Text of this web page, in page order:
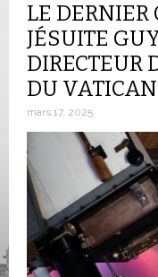
LE DERNIER
JÉSUITE
DIRECTEUR
DU VATICAN
mars 17, 2025